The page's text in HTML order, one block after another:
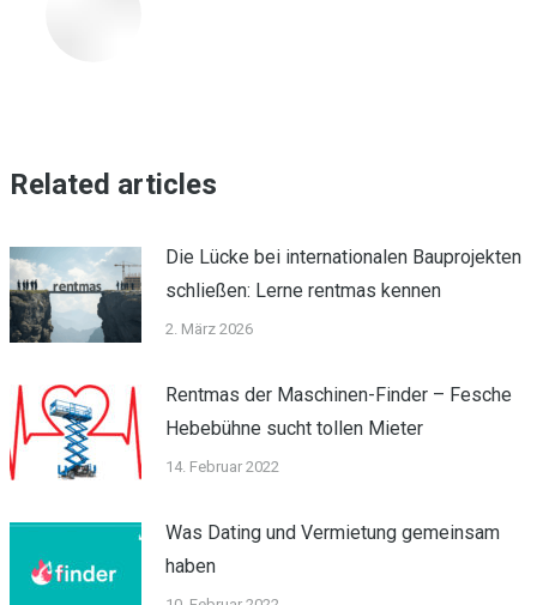
Related articles
Die Lücke bei internationalen Bauprojekten
schließen: Lerne rentmas kennen
2. März 2026
Rentmas der Maschinen-Finder – Fesche
Hebebühne sucht tollen Mieter
14. Februar 2022
Was Dating und Vermietung gemeinsam
haben